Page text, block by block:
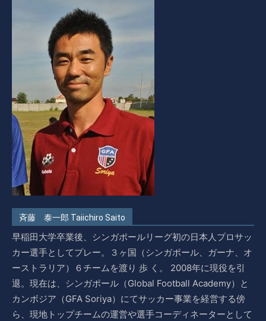
斉藤 泰一郎 Taiichiro Saito
早稲田大学卒業後、シンガポールリーグ初の日本人プロサッ
カー選手としてプレー。３ヶ国（シンガポール、ガーナ、オ
ーストラリア）６チームを渡り 歩 く。 2008年に現役を引
退。現在は、シンガポール（Global Football Academy）と
カンボジア（GFA Soriya）にてサッカー事業を経営する傍
ら、現地トップチームの運営や選手コーディネーターとして